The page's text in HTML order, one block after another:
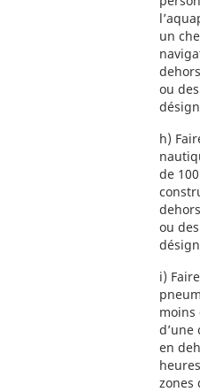
un
ou
h)
de
ou
i)
moins
d’une
en
zones